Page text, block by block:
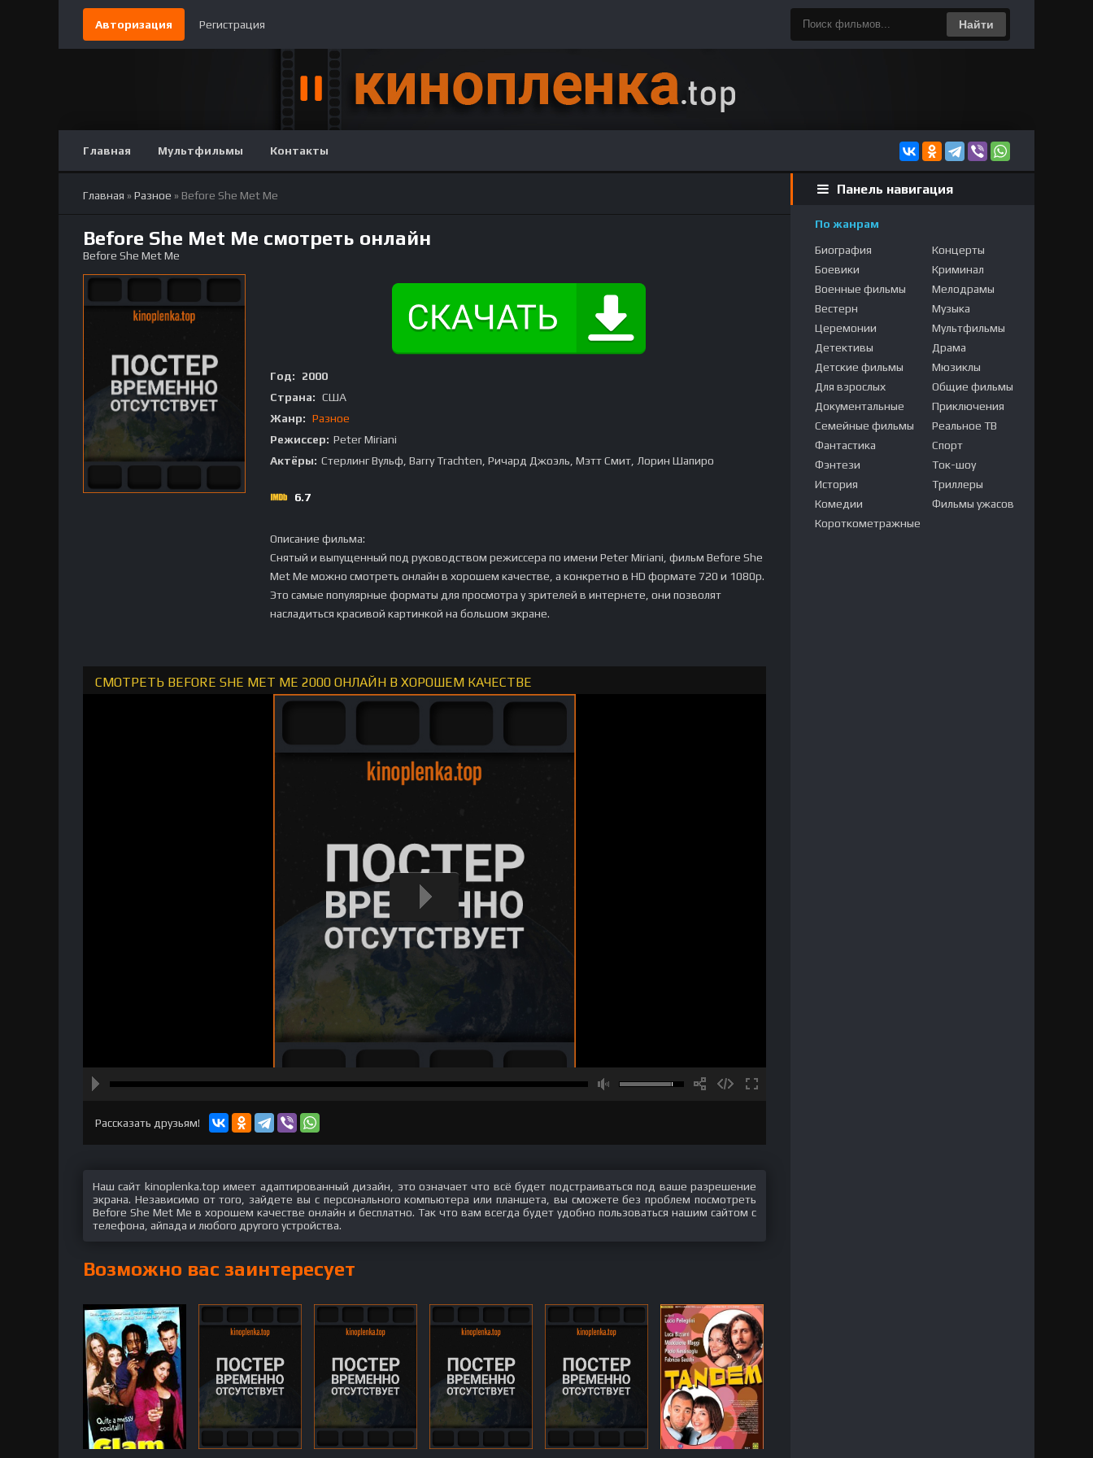
Авторизация Регистрация Найти
Главная Мультфильмы Контакты
Главная »Разное » Before She Met Me
Before She Met Me смотреть онлайн
Before She Met Me
Год:
2000
Страна: США
Жанр: Разное
Режиссер: Peter Miriani
Актёры: Стерлинг Вульф, Barry Trachten, Ричард Джоэль, Мэтт Смит, Лорин Шапиро
6.7
Описание фильма:
Снятый и выпущенный под руководством режиссера по имени Peter Miriani, фильм Before She
Met Me можно смотреть онлайн в хорошем качестве, а конкретно в HD формате 720 и 1080p.
Это самые популярные форматы для просмотра у зрителей в интернете, они позволят
насладиться красивой картинкой на большом экране.
СМОТРЕТЬ BEFORE SHE MET ME 2000 ОНЛАЙН В ХОРОШЕМ КАЧЕСТВЕ
Рассказать друзьям!
Наш сайт kinoplenka.top имеет адаптированный дизайн, это означает что всё будет подстраиваться под ваше разрешение
экрана. Независимо от того, зайдете вы с персонального компьютера или планшета, вы сможете без проблем посмотреть
Before She Met Me в хорошем качестве онлайн и бесплатно. Так что вам всегда будет удобно пользоваться нашим сайтом с
телефона, айпада и любого другого устройства.
Возможно вас заинтересует
Панель навигация
По жанрам
Биография
Боевики
Военные фильмы
Вестерн
Церемонии
Детективы
Детские фильмы
Для взрослых
Документальные
Семейные фильмы
Фантастика
Фэнтези
История
Комедии
Короткометражные
Концерты
Криминал
Мелодрамы
Музыка
Мультфильмы
Драма
Мюзиклы
Общие фильмы
Приключения
Реальное ТВ
Спорт
Ток-шоу
Триллеры
Фильмы ужасов